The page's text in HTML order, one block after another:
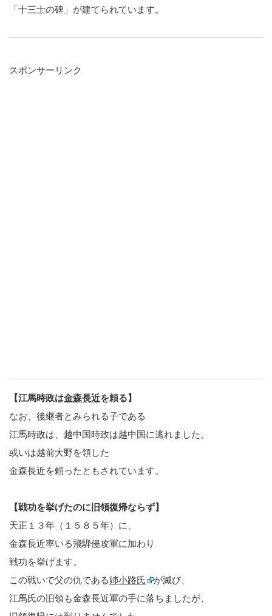
「十三士の碑」が建てられています。
スポンサーリンク
【江馬時政は金森長近を頼る】
なお、後継者とみられる子である
江馬時政は、越中国時政は越中国に逃れました。
或いは越前大野を領した
金森長近を頼ったともされています。
【戦功を挙げたのに旧領復帰ならず】
天正１３年（１５８５年）に、
金森長近率いる飛騨侵攻軍に加わり
戦功を挙げます。
この戦いで父の仇である姉小路氏
が滅び、
江馬氏の旧領も金森長近軍の手に落ちましたが、